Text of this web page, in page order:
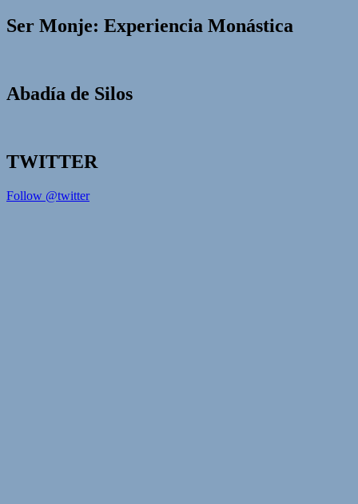
Ser Monje: Experiencia Monástica
Abadía de Silos
TWITTER
Follow @twitter